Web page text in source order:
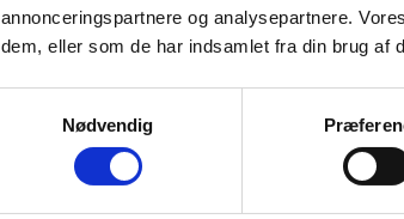
annonceringspartnere og analysepartnere.
dem, eller som de har indsamlet fra din brug af
Nødvendig